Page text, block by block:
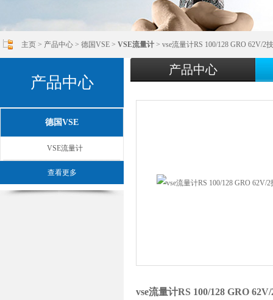
主页 > 产品中心 > 德国VSE > VSE流量计 > vse流量计RS 100/128 GRO 62V/2
产品中心
德国VSE
VSE流量计
查看更多
产品中心
vse流量计RS 100/128 GRO